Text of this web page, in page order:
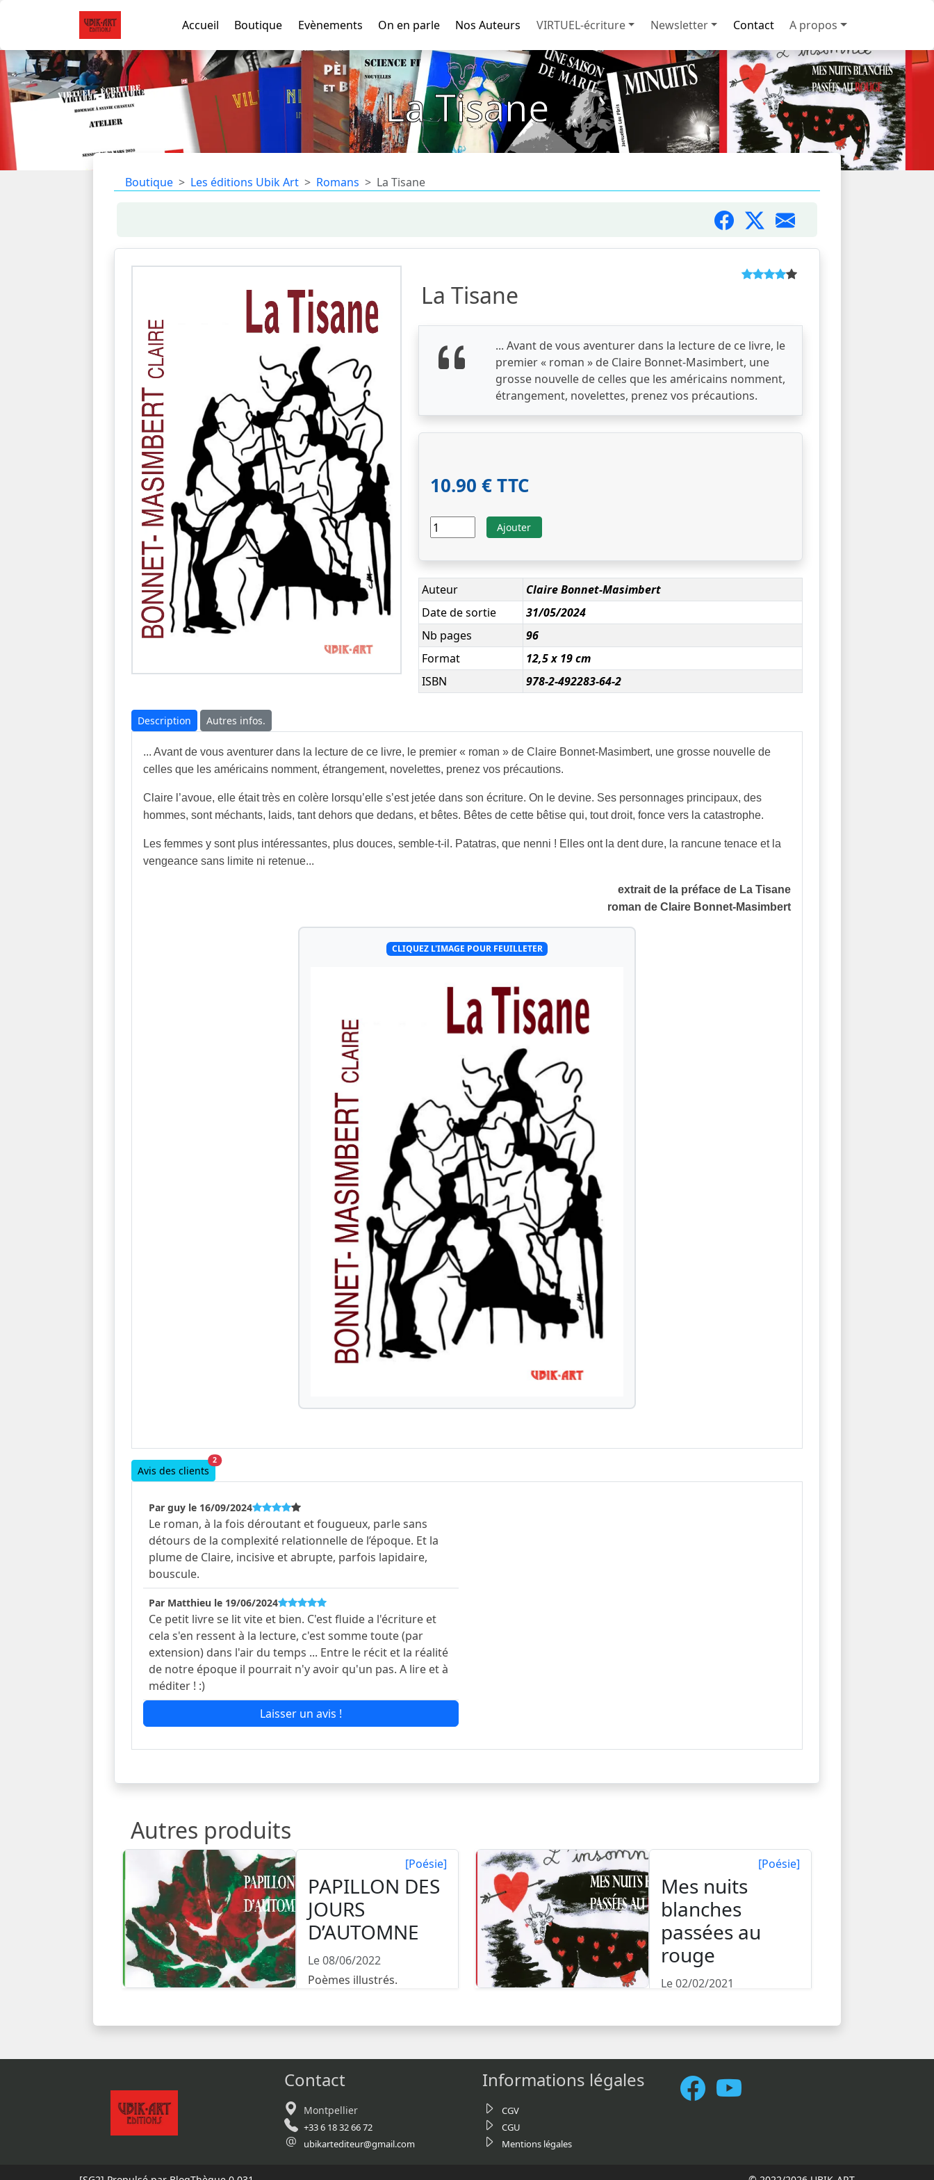
Accueil Boutique Evènements On en parle Nos Auteurs VIRTUEL-écriture Newsletter Contact A propos
La Tisane
Boutique Les éditions Ubik Art Romans La Tisane
La Tisane
... Avant de vous aventurer dans la lecture de ce livre, le
premier « roman » de Claire Bonnet-Masimbert, une
grosse nouvelle de celles que les américains nomment,
étrangement, novelettes, prenez vos précautions.
10.90 € TTC
Ajouter
Auteur
Claire Bonnet-Masimbert
Date de sortie
31/05/2024
Nb pages
96
Format
12,5 x 19 cm
ISBN
978-2-492283-64-2
Description Autres infos.
... Avant de vous aventurer dans la lecture de ce livre, le premier « roman » de Claire Bonnet-Masimbert, une grosse nouvelle de
celles que les américains nomment, étrangement, novelettes, prenez vos précautions.
Claire l’avoue, elle était très en colère lorsqu’elle s’est jetée dans son écriture. On le devine. Ses personnages principaux, des
hommes, sont méchants, laids, tant dehors que dedans, et bêtes. Bêtes de cette bêtise qui, tout droit, fonce vers la catastrophe.
Les femmes y sont plus intéressantes, plus douces, semble-t-il. Patatras, que nenni ! Elles ont la dent dure, la rancune tenace et la
vengeance sans limite ni retenue...
extrait de la préface de La Tisane
roman de Claire Bonnet-Masimbert
CLIQUEZ L'IMAGE POUR FEUILLETER
Avis des clients
2
Par guy le 16/09/2024
Le roman, à la fois déroutant et fougueux, parle sans
détours de la complexité relationnelle de l’époque. Et la
plume de Claire, incisive et abrupte, parfois lapidaire,
bouscule.
Par Matthieu le 19/06/2024
Ce petit livre se lit vite et bien. C'est fluide a l'écriture et
cela s'en ressent à la lecture, c'est somme toute (par
extension) dans l'air du temps ... Entre le récit et la réalité
de notre époque il pourrait n'y avoir qu'un pas. A lire et à
méditer ! :)
Laisser un avis !
Autres produits
[Poésie]
PAPILLON DES
JOURS
D’AUTOMNE
Le 08/06/2022
Poèmes illustrés.
[Poésie]
Mes nuits
blanches
passées au
rouge
Le 02/02/2021
Contact
Montpellier
+33 6 18 32 66 72
ubikartediteur@gmail.com
Informations légales
CGV
CGU
Mentions légales